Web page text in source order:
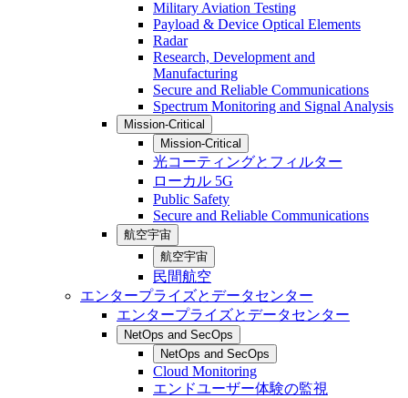
Military Aviation Testing
Payload & Device Optical Elements
Radar
Research, Development and
Manufacturing
Secure and Reliable Communications
Spectrum Monitoring and Signal Analysis
Mission-Critical
Mission-Critical
光コーティングとフィルター
ローカル 5G
Public Safety
Secure and Reliable Communications
航空宇宙
航空宇宙
民間航空
エンタープライズとデータセンター
エンタープライズとデータセンター
NetOps and SecOps
NetOps and SecOps
Cloud Monitoring
エンドユーザー体験の監視